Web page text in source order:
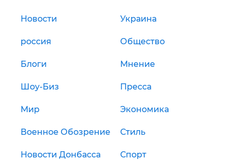
Новости Украина
россия Общество
Блоги Мнение
Шоу-Биз Пресса
Мир Экономика
Военное Обозрение Стиль
Новости Донбасса Спорт